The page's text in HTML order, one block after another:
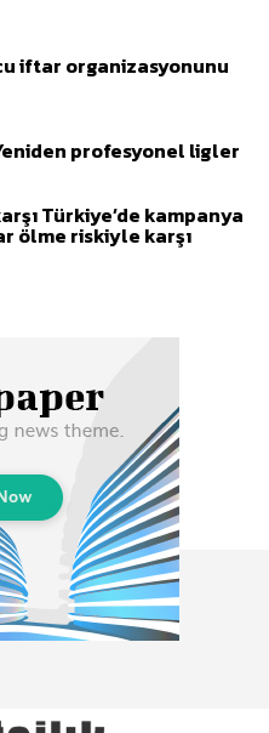
iftar organizasyonunu
profesyonel ligler
Türkiye’de kampanya
ölme riskiyle karşı